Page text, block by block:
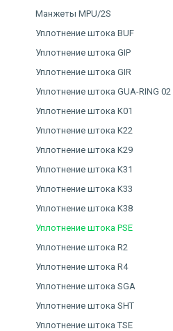
Манжеты MPU/2S
Уплотнение штока BUF
Уплотнение штока GIP
Уплотнение штока GIR
Уплотнение штока GUA-RING 02
Уплотнение штока K01
Уплотнение штока K22
Уплотнение штока K29
Уплотнение штока K31
Уплотнение штока K33
Уплотнение штока K38
Уплотнение штока PSE
Уплотнение штока R2
Уплотнение штока R4
Уплотнение штока SGA
Уплотнение штока SHT
Уплотнение штока TSE